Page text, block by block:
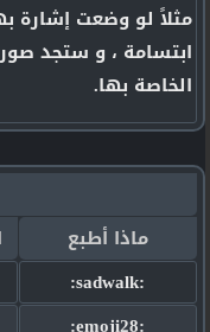
مثلاً لو وضعت
ابتسامة ، و ستجد
الخاصة بها.
ماذا أطبع
:sadwalk: